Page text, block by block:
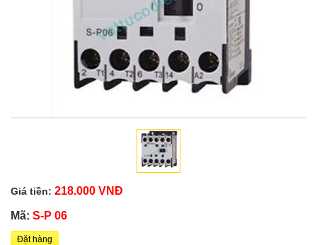
Giá tiền: 218.000 VNĐ
Mã: S-P 06
Đặt hàng